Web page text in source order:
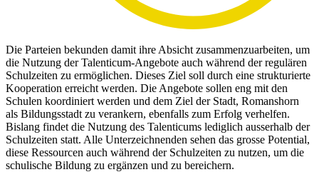
Die Parteien bekunden damit ihre Absicht zusammenzuarbeiten, um
die Nutzung der Talenticum-Angebote auch während der regulären
Schulzeiten zu ermöglichen. Dieses Ziel soll durch eine strukturierte
Kooperation erreicht werden. Die Angebote sollen eng mit den
Schulen koordiniert werden und dem Ziel der Stadt, Romanshorn
als Bildungsstadt zu verankern, ebenfalls zum Erfolg verhelfen.
Bislang findet die Nutzung des Talenticums lediglich ausserhalb der
Schulzeiten statt. Alle Unterzeichnenden sehen das grosse Potential,
diese Ressourcen auch während der Schulzeiten zu nutzen, um die
schulische Bildung zu ergänzen und zu bereichern.